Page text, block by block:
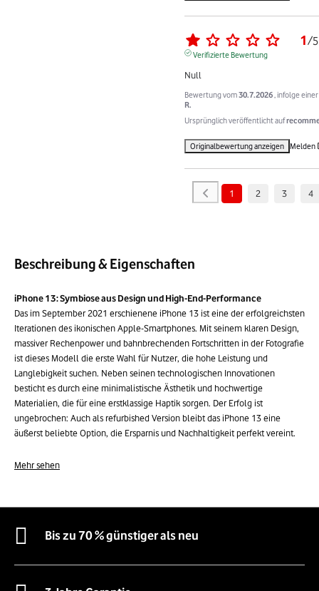
1/5
Verifizierte Bewertung
Null
Bewertung vom30.7.2026 , infolge
R.
Ursprünglich veröffentlicht auf
Originalbewertung anzeigen Melden
1 2 3 4
Beschreibung & Eigenschaften
iPhone 13: Symbiose aus Design und High-End-Performance
Das im September 2021 erschienene iPhone 13 ist eine der erfolgreichsten
Iterationen des ikonischen Apple-Smartphones. Mit seinem klaren Design,
massiver Rechenpower und bahnbrechenden Fortschritten in der Fotografie
ist dieses Modell die erste Wahl für Nutzer, die hohe Leistung und
Langlebigkeit suchen. Neben seinen technologischen Innovationen
besticht es durch eine minimalistische Ästhetik und hochwertige
Materialien, die für eine erstklassige Haptik sorgen. Der Erfolg ist
ungebrochen: Auch als refurbished Version bleibt das iPhone 13 eine
äußerst beliebte Option, die Ersparnis und Nachhaltigkeit perfekt vereint.
Technische Highlights des iPhone 13
Das iPhone 13 verfügt über ein 6,1 Zoll großes Super Retina XDR OLED-
maximalen Helligkeit von bis zu 800 Nits (und 1200 Nits bei HDR-Inhalten)
ist gestochen scharf und immersiv – egal ob beim Surfen, Video-Streaming
oder Gaming. Dank der True Tone Technologie passt sich die
Mehr sehen
Bis zu 70 % günstiger als neu